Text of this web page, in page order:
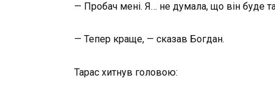
— Пробач мені. Я… не думала, що він буде
— Тепер краще, — сказав Богдан.
Тарас хитнув головою: